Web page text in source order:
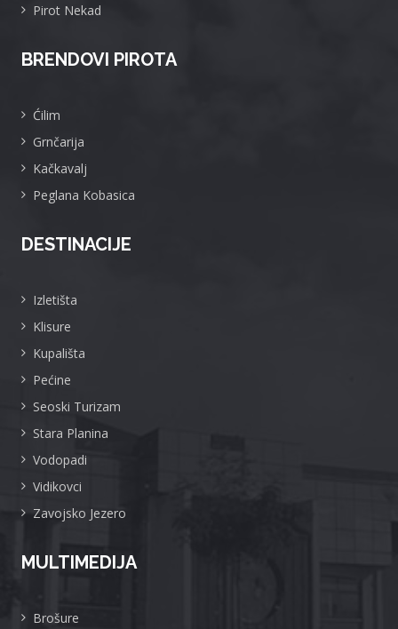
Pirot Nekad
BRENDOVI PIROTA
Ćilim
Grnčarija
Kačkavalj
Peglana Kobasica
DESTINACIJE
Izletišta
Klisure
Kupališta
Pećine
Seoski Turizam
Stara Planina
Vodopadi
Vidikovci
Zavojsko Jezero
MULTIMEDIJA
Brošure